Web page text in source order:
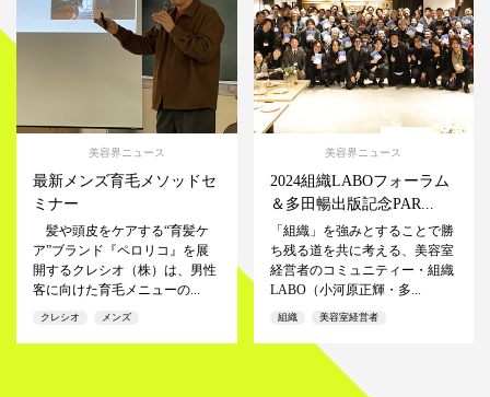
美容界ニュース
最新メンズ育毛メソッドセ
ミナー
髪や頭皮をケアする“育髪ケ
ア”ブランド『ペロリコ』を展
開するクレシオ（株）は、男性
客に向けた育毛メニューの...
クレシオ メンズ
美容界ニュース
2024組織LABOフォーラム
＆多田暢出版記念PAR...
「組織」を強みとすることで勝
ち残る道を共に考える、美容室
経営者のコミュニティー・組織
LABO（小河原正輝・多...
組織 美容室経営者